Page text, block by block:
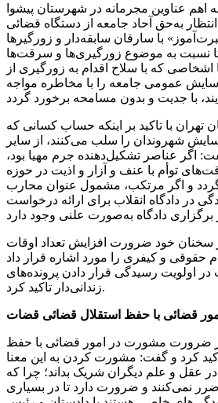
اهم عناوین مجرمانه در شهرستان پیشوا
به‌حق آحاد جامعه از دستگاه قضائی
با سارقان سابقه‌دار و زورگیرها
نسبت به موضوع زورگیری‌ها و سرقت‌ها
اشخاصی که با سلاح اقدام به زورگیری از
عمومی جامعه را با مخاطره مواجه
با تاکید بر اینکه حساب کسانی که
شهروندان را سلب می‌کنند، از سایر
اگر عناصر تشکیل‌دهنده جرم مهیا بود،
توأم با عنف و آزار و اذیت در حوزه
و اگر مرتکب، مشمول عنوان محارب
در دادگاه انقلاب برای ارائه درخواست
خود ضرورت افزایش تعداد اوقات
حقوقی و کیفری را مورد اشاره قرار داد
اولویت رسیدگی قرار دادن پرونده‌های
زندانی‌دار تاکید کرد.
قضائی با حفظ استقلال قضائی قضات
ضرورت مشورت در امور قضائی با حفظ
کرد و گفت: مشورت کردن به این معنا
عقل و علم دیگران شریک بداند؛ چرا که
نمی‌کنند و ضرورت دارد تا در بسیاری